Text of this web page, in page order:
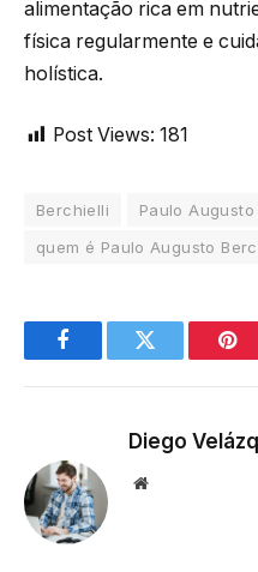
alimentação rica em
física regularmente e
holística.
Post Views: 181
Berchielli Paulo
quem é Paulo Augusto
FacebookTwitter
Diego
Website